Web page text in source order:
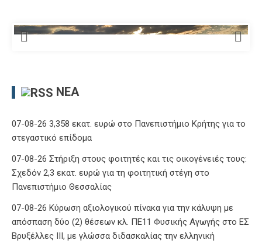
ΝΈΑ
07-08-26 3,358 εκατ. ευρώ στο Πανεπιστήμιο Κρήτης για το
στεγαστικό επίδομα
07-08-26 Στήριξη στους φοιτητές και τις οικογένειές τους:
Σχεδόν 2,3 εκατ. ευρώ για τη φοιτητική στέγη στο
Πανεπιστήμιο Θεσσαλίας
07-08-26 Κύρωση αξιολογικού πίνακα για την κάλυψη με
απόσπαση δύο (2) θέσεων κλ. ΠΕ11 Φυσικής Αγωγής στο ΕΣ
Βρυξέλλες ΙΙΙ, με γλώσσα διδασκαλίας την ελληνική